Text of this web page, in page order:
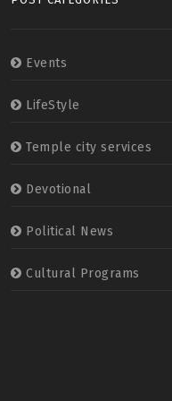
Events
LifeStyle
Temple city services
Devotional
Political News
Cultural Programs